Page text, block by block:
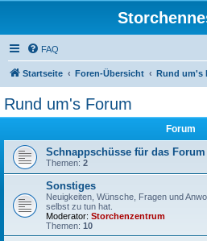
FAQ
Startseite Foren-Übersicht Rund um's
Rund um's Forum
Forum
Schnappschüsse für das Forum
Themen: 2
Sonstiges
Neuigkeiten, Wünsche, Fragen und
selbst zu tun hat.
Moderator: Storchenzentrum
Themen: 10